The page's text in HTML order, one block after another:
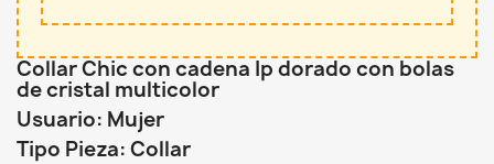
Collar Chic con cadena Ip dorado con bolas
de cristal multicolor
Usuario: Mujer
Tipo Pieza: Collar